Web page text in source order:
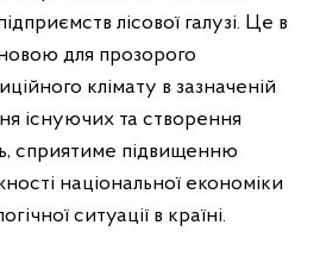
лісової галузі. Це в
для прозорого
клімату в зазначеній
існуючих та створення
сприятиме підвищенню
національної економіки
ситуації в країні.